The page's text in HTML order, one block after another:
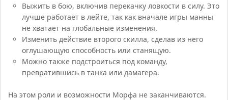
Выжить в бою, включив перекачку ловкости в силу. Это
лучше работает в лейте, так как вначале игры манны
не хватает на глобальные изменения.
Изменить действие второго скилла, сделав из него
оглушающую способность или станящую.
Можно также подстроиться под команду,
превратившись в танка или дамагера.
На этом роли и возможности Морфа не заканчиваются.